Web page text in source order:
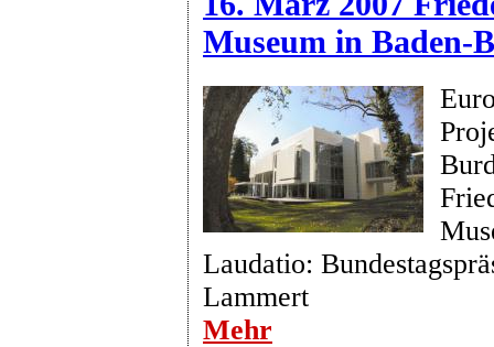
Museum in Baden-
Laudatio:
Lammert
Mehr